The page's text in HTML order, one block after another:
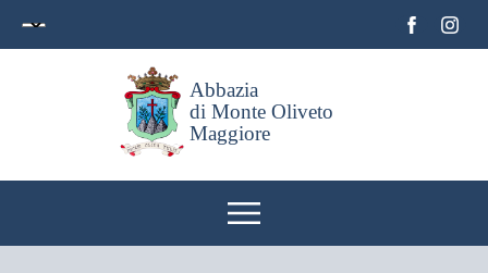
Abbazia
di Monte Oliveto
Maggiore